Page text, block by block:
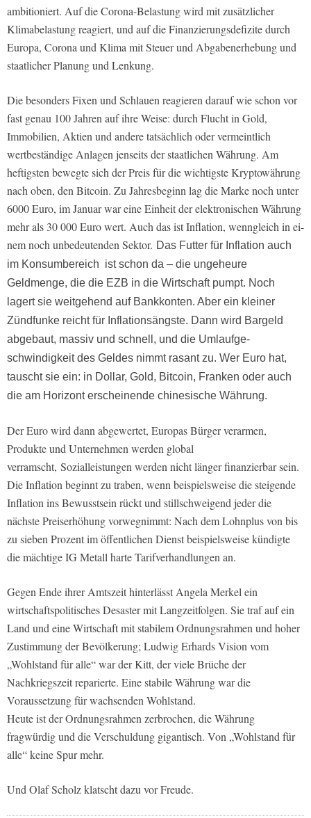
ambitioniert. Auf die Corona­-Belastung wird mit zusätz­licher
Klimabelastung reagiert, und auf die Finanzierungsdefizite durch
Euro­pa, Corona und Klima mit Steuer­ und Abgabenerhebung und
staatlicher Pla­nung und Lenkung.
Die beson­ders Fixen und Schlauen reagieren darauf wie schon vor
fast genau 100 Jahren auf ihre Weise: durch Flucht in Gold,
Immobilien, Ak­tien und andere tatsächlich oder ver­meintlich
wertbeständige Anlagen jenseits der staatlichen Währung. Am
heftigsten bewegte sich der Preis für die wichtigste Kryptowährung
nach oben, den Bitcoin. Zu Jahresbeginn lag die Marke noch unter
6000 Euro, im Janu­ar war eine Einheit der elektronischen Währung
mehr als 30 000 Euro wert. Auch das ist Inflation, wenngleich in ei­
nem noch unbedeutenden Sektor. Das Futter für Inflation auch
im Konsumbereich ist schon da – die ungeheure
Geldmenge, die die EZB in die Wirtschaft pumpt. Noch
lagert sie weitgehend auf Bankkonten. Aber ein kleiner
Zündfunke reicht für Inflations­ängste. Dann wird Bargeld
abgebaut, massiv und schnell, und die Umlaufge­
schwindigkeit des Geldes nimmt rasant zu. Wer Euro hat,
tauscht sie ein: in Dol­lar, Gold, Bitcoin, Franken oder auch
die am Horizont erscheinende chinesi­sche Währung.
Der Euro wird dann abgewertet, Euro­pas Bürger verarmen,
Produkte und Unternehmen werden global
verramscht, Sozialleistungen werden nicht länger finanzierbar sein.
Die Inflation beginnt zu traben, wenn beispielsweise die steigende
Inflation ins Bewusstsein rückt und stillschweigend jeder die
nächste Preiserhöhung vorwegnimmt: Nach dem Lohnplus von bis
zu sieben Prozent im öffentlichen Dienst bei­spielsweise kündigte
die mächtige IG Metall harte Tarifverhandlungen an.
Gegen Ende ihrer Amtszeit hinter­lässt Angela Merkel ein
wirtschaftspoli­tisches Desaster mit Langzeitfolgen. Sie traf auf ein
Land und eine Wirtschaft mit stabilem Ordnungsrahmen und hoher
Zustimmung der Bevölkerung; Ludwig Erhards Vision vom
„Wohlstand für alle“ war der Kitt, der viele Brüche der
Nachkriegszeit reparierte. Eine stabile Währung war die
Voraussetzung für wachsenden Wohlstand.
Heute ist der Ord­nungsrahmen zerbrochen, die Wäh­rung
fragwürdig und die Verschuldung gigantisch. Von „Wohlstand für
alle“ keine Spur mehr.
Und Olaf Scholz klatscht dazu vor Freude.